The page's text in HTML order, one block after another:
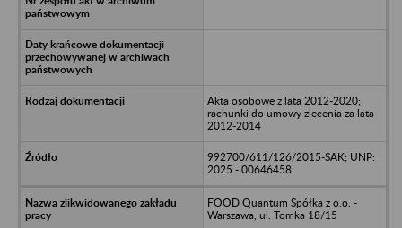
Akta osobowe z lata 2012-2020;
rachunki do umowy zlecenia za lata
2012-2014
992700/611/126/2015-SAK; UNP:
2025 - 00646458
FOOD Quantum Spółka z o.o. -
Warszawa, ul. Tomka 18/15